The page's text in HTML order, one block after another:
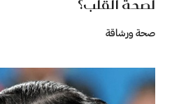
لصحة القلب؟
صحة ورشاقة